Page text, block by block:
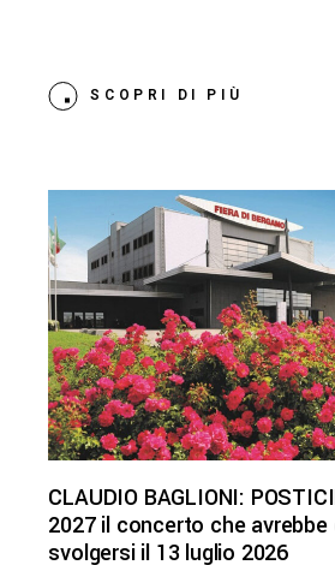
SCOPRI DI PIÙ
CLAUDIO BAGLIONI:
2027 il concerto che
svolgersi il 13 luglio 2026